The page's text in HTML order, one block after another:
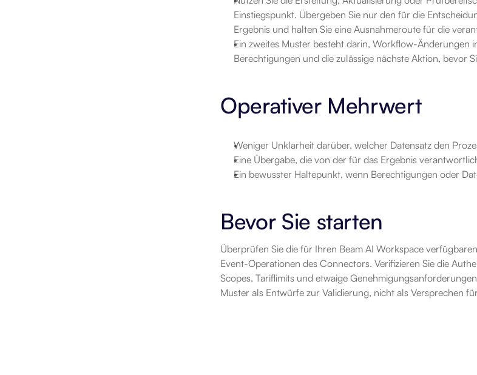
Einstiegspunkt. Übergeben Sie nur den für die
Ergebnis und halten Sie eine Ausnahmeroute für die
Ein zweites Muster besteht darin, Workflow-Änderungen
Berechtigungen und die zulässige nächste Aktion, bevor
Operativer Mehrwert
Weniger Unklarheit darüber, welcher Datensatz den
Eine Übergabe, die von der für das Ergebnis
Ein bewusster Haltepunkt, wenn Berechtigungen oder
Bevor Sie starten
Überprüfen Sie die für Ihren Beam AI Workspace
Event-Operationen des Connectors. Verifizieren Sie die
Scopes, Tariflimits und etwaige
Muster als Entwürfe zur Validierung, nicht als Versprechen